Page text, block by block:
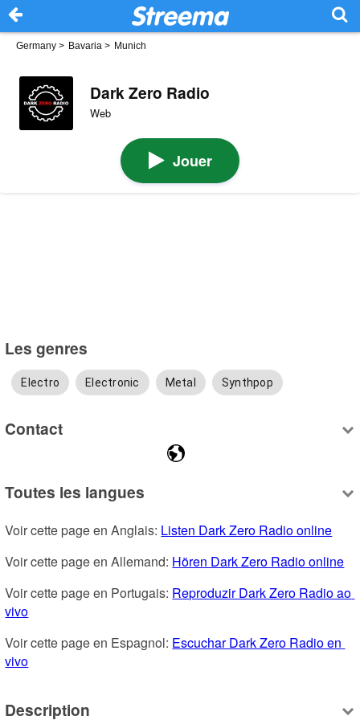
Germany > Bavaria > Munich
Dark Zero Radio
Web
Jouer
Les genres
Electro Electronic Metal Synthpop
Contact
Toutes les langues
Voir cette page en Anglais: Listen Dark Zero Radio online
Voir cette page en Allemand: Hören Dark Zero Radio online
Voir cette page en Portugais: Reproduzir Dark Zero Radio ao
vivo
Voir cette page en Espagnol: Escuchar Dark Zero Radio en
vivo
Description